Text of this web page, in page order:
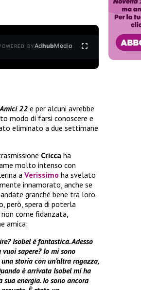
BYAdhubMedia
22 e per alcuni avrebbe
modo di farsi conoscere e
eliminato a due settimane
Cricca ha
molto intenso con
aVerissimo ha svelato
innamorato, anche se
granché bene tra loro.
però, spera di poterla
come fidanzata,
amica:
Isobel è fantastica. Adesso
vuoi sapere? Io mi sono
storia con un’altra ragazza,
è arrivata Isobel mi ha
energia. Io sono ancora